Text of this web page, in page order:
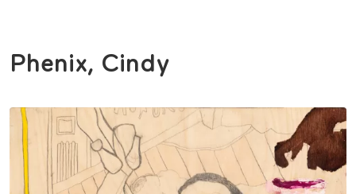
Phenix, Cindy